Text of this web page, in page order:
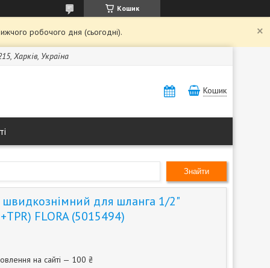
Кошик
робочого дня (сьогодні).
Харків, Україна
Кошик
Знайти
для шланга 1/2"
FLORA (5015494)
на сайті — 100 ₴